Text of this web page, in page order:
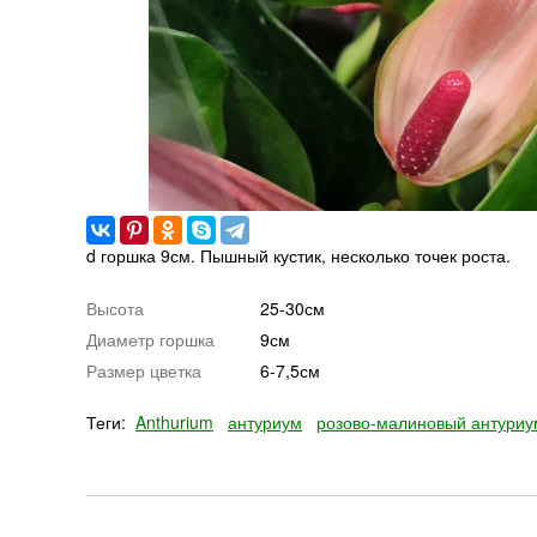
d горшка 9см. Пышный кустик, несколько точек роста.
Высота
25-30см
Диаметр горшка
9см
Размер цветка
6-7,5см
Теги: Anthurium антуриум розово-малиновый